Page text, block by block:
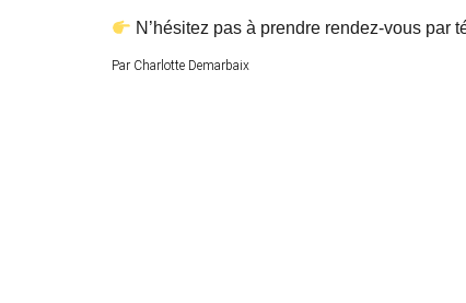
N’hésitez pas à prendre rendez-vous par
Par Charlotte Demarbaix